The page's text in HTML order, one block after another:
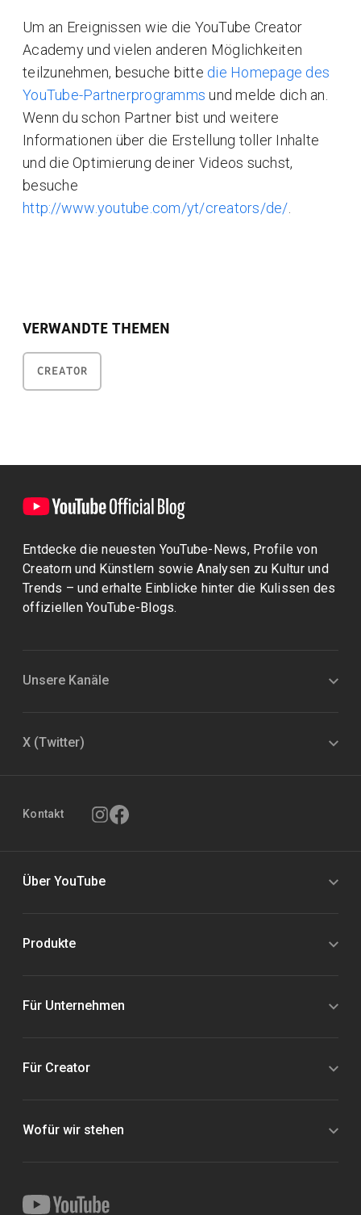
Um an Ereignissen wie die YouTube Creator
Academy und vielen anderen Möglichkeiten
teilzunehmen, besuche bitte die Homepage des
YouTube-Partnerprogramms und melde dich an.
Wenn du schon Partner bist und weitere
Informationen über die Erstellung toller Inhalte
und die Optimierung deiner Videos suchst,
besuche
http://www.youtube.com/yt/creators/de/
VERWANDTE THEMEN
CREATOR
Entdecke die neuesten YouTube-News, Profile von
Creatorn und Künstlern sowie Analysen zu Kultur und
Trends – und erhalte Einblicke hinter die Kulissen des
offiziellen YouTube-Blogs.
Unsere Kanäle
X (Twitter)
Kontakt
Über YouTube
Produkte
Für Unternehmen
Für Creator
Wofür wir stehen